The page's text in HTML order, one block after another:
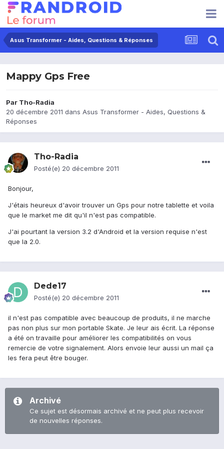
Asus Transformer - Aides, Questions & Réponses
Mappy Gps Free
Par Tho-Radia
20 décembre 2011 dans Asus Transformer - Aides, Questions &
Réponses
Tho-Radia
Posté(e) 20 décembre 2011
Bonjour,
J'étais heureux d'avoir trouver un Gps pour notre tablette et voila
que le market me dit qu'il n'est pas compatible.
J'ai pourtant la version 3.2 d'Android et la version requise n'est
que la 2.0.
Dede17
Posté(e) 20 décembre 2011
il n'est pas compatible avec beaucoup de produits, il ne marche
pas non plus sur mon portable Skate. Je leur ais écrit. La réponse
a été on travaille pour améliorer les compatibilités on vous
remercie de votre signalement. Alors envoie leur aussi un mail ça
les fera peut être bouger.
Archivé
Ce sujet est désormais archivé et ne peut plus recevoir
de nouvelles réponses.